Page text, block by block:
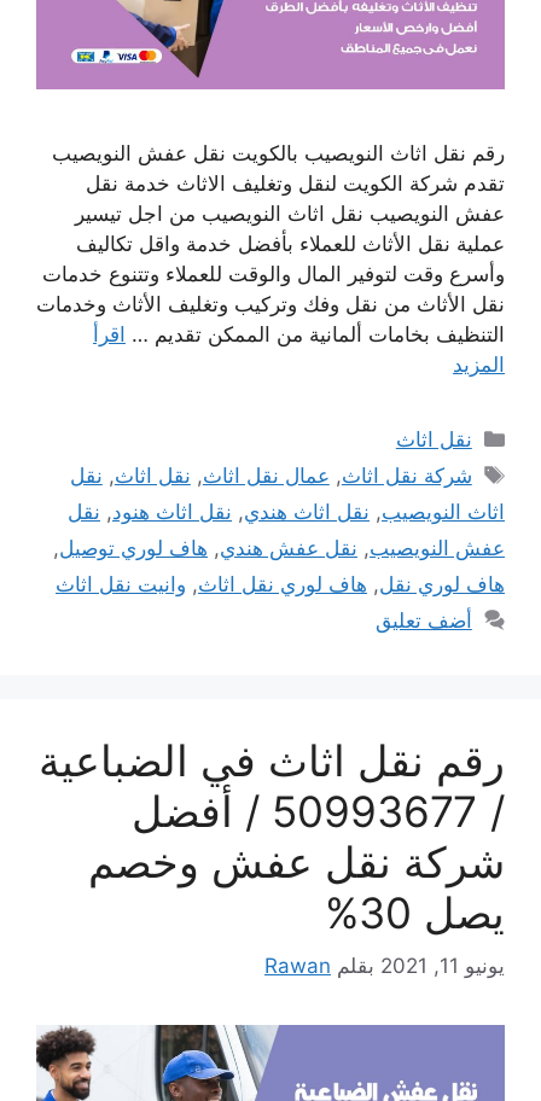
رقم نقل اثاث النويصيب بالكويت نقل عفش النويصيب
تقدم شركة الكويت لنقل وتغليف الاثاث خدمة نقل
عفش النويصيب نقل اثاث النويصيب من اجل تيسير
عملية نقل الأثاث للعملاء بأفضل خدمة واقل تكاليف
وأسرع وقت لتوفير المال والوقت للعملاء وتتنوع خدمات
نقل الأثاث من نقل وفك وتركيب وتغليف الأثاث وخدمات
التنظيف بخامات ألمانية من الممكن تقديم … اقرأ
المزيد
التصنيفات
نقل اثاث
الوسوم
شركة نقل اثاث, عمال نقل اثاث, نقل اثاث, نقل
اثاث النويصيب, نقل اثاث هندي, نقل اثاث هنود, نقل
عفش النويصيب, نقل عفش هندي, هاف لوري توصيل,
هاف لوري نقل, هاف لوري نقل اثاث, وانيت نقل اثاث
أضف تعليق
رقم نقل اثاث في الضباعية
/ 50993677 / أفضل
شركة نقل عفش وخصم
يصل 30%
يونيو 11, 2021 بقلم Rawan